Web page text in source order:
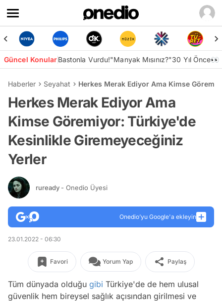
Güncel KonularBastonla Vurdu!"Manyak Mısınız?"30 Yıl Önce👀
Haberler Seyahat Herkes Merak Ediyor Ama Kimse
Herkes Merak Ediyor Ama
Kimse Göremiyor: Türkiye'de
Kesinlikle Giremeyeceğiniz
Yerler
ruready - Onedio Üyesi
Onedio’yu Google'a ekleyin
23.01.2022 - 06:30
Favori Yorum Yap Paylaş
Tüm dünyada olduğu gibi Türkiye'de de hem ulusal
güvenlik hem bireysel sağlık açısından girilmesi ve